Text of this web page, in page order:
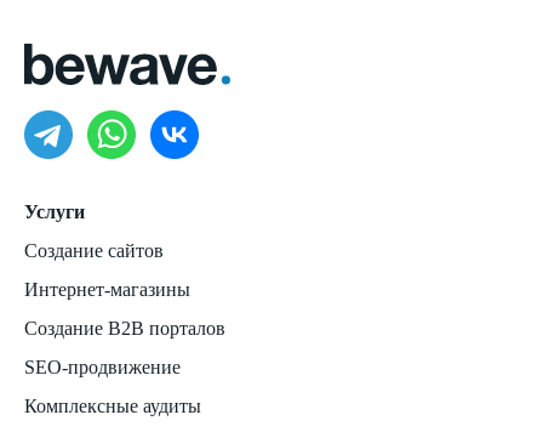
Услуги
Создание сайтов
Интернет-магазины
Создание B2B порталов
SEO-продвижение
Комплексные аудиты